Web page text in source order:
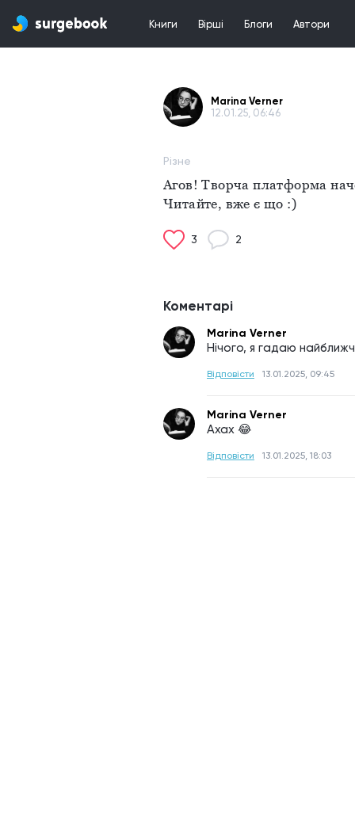
Книги Вірші Блоги Автори
Marina Verner
12.01.25, 06:46
Різне
Агов! Творча платформа
Читайте, вже є що :)
3 2
Коментарі
Marina Verner
Нічого, я гадаю
Відповісти 13.01.2025, 09:45
Marina Verner
Ахах 😂
Відповісти 13.01.2025, 18:03